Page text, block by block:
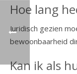
Hoe lang
Juridisch gezien
bewoonbaarheid
Kan ik als